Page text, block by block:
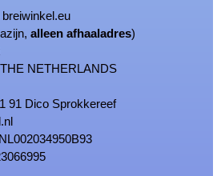
alleen afhaaladres)
NETHERLANDS
91 Dico Sprokkereef